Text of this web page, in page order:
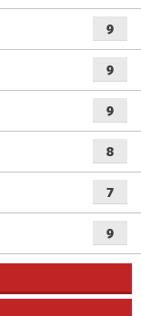
9
9
9
8
7
9